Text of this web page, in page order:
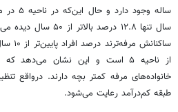
خانواده‌های مرفه کمتر بچه دارند. درواقع
طبقه کم‌درآمد رعایت می‌شود.